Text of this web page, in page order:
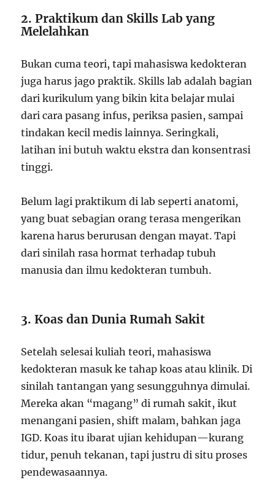
2. Praktikum dan Skills Lab yang
Melelahkan
Bukan cuma teori, tapi mahasiswa kedokteran
juga harus jago praktik. Skills lab adalah bagian
dari kurikulum yang bikin kita belajar mulai
dari cara pasang infus, periksa pasien, sampai
tindakan kecil medis lainnya. Seringkali,
latihan ini butuh waktu ekstra dan konsentrasi
tinggi.
Belum lagi praktikum di lab seperti anatomi,
yang buat sebagian orang terasa mengerikan
karena harus berurusan dengan mayat. Tapi
dari sinilah rasa hormat terhadap tubuh
manusia dan ilmu kedokteran tumbuh.
3. Koas dan Dunia Rumah Sakit
Setelah selesai kuliah teori, mahasiswa
kedokteran masuk ke tahap koas atau klinik. Di
sinilah tantangan yang sesungguhnya dimulai.
Mereka akan “magang” di rumah sakit, ikut
menangani pasien, shift malam, bahkan jaga
IGD. Koas itu ibarat ujian kehidupan—kurang
tidur, penuh tekanan, tapi justru di situ proses
pendewasaannya.